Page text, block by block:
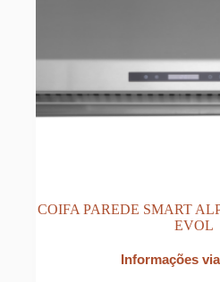
COIFA PAREDE SMART
EVOL
Informações